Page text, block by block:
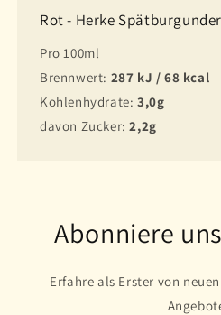
Rot - Herke Spätburgunder
Pro 100ml
Brennwert: 287 kJ / 68 kcal
Kohlenhydrate: 3,0g
davon Zucker:2,2g
Abonniere
Erfahre als Erster von